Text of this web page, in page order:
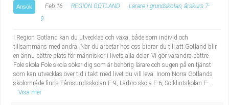
Ansök Feb 16 REGION GOTLAND
Lärare i grundskolan, årskurs 7-
9
I Region Gotland kan du utvecklas och växa, både som individ och
tillsammans med andra. När du arbetar hos oss bidrar du till att Gotland blir
en ännu bättre plats för människor i livets alla delar. Vi gör varandra bättre.
Fole skola Fole skola söker dig som är behörig lärare och sugen på en tjänst
som kan utvecklas över tid i takt med livet du vill leva. Inom Norra Gotlands
skolområde finns Fårösundsskolan F-9, Lärbro skola F-6, Solklintskolan F-...
Visa mer